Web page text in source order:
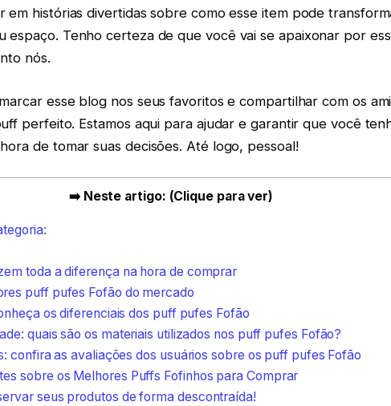
em histórias divertidas sobre como esse item pode
espaço. Tenho certeza de que você vai se apaixonar por
nós.
esse blog nos seus favoritos e compartilhar com os
perfeito. Estamos aqui para ajudar e garantir que você
de tomar suas decisões. Até logo, pessoal!
➡️ Neste artigo: (Clique para ver)
toda a diferença na hora de comprar
puff pufes Fofão do mercado
os diferenciais dos puff pufes Fofão
quais são os materiais utilizados nos puff pufes Fofão?
confira as avaliações dos usuários sobre os puff pufes Fofão
sobre os Melhores Puffs Fofinhos para Comprar
seus produtos de forma descontraída!